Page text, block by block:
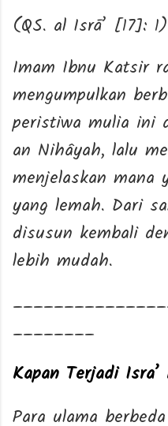
(QS. al Isrā’ [17]: 1)
Imam Ibnu Katsir
mengumpulkan
peristiwa mulia ini
an Nihâyah, lalu
menjelaskan mana
yang lemah. Dari
disusun kembali
lebih mudah.
________
Kapan Terjadi Isra’
Para ulama